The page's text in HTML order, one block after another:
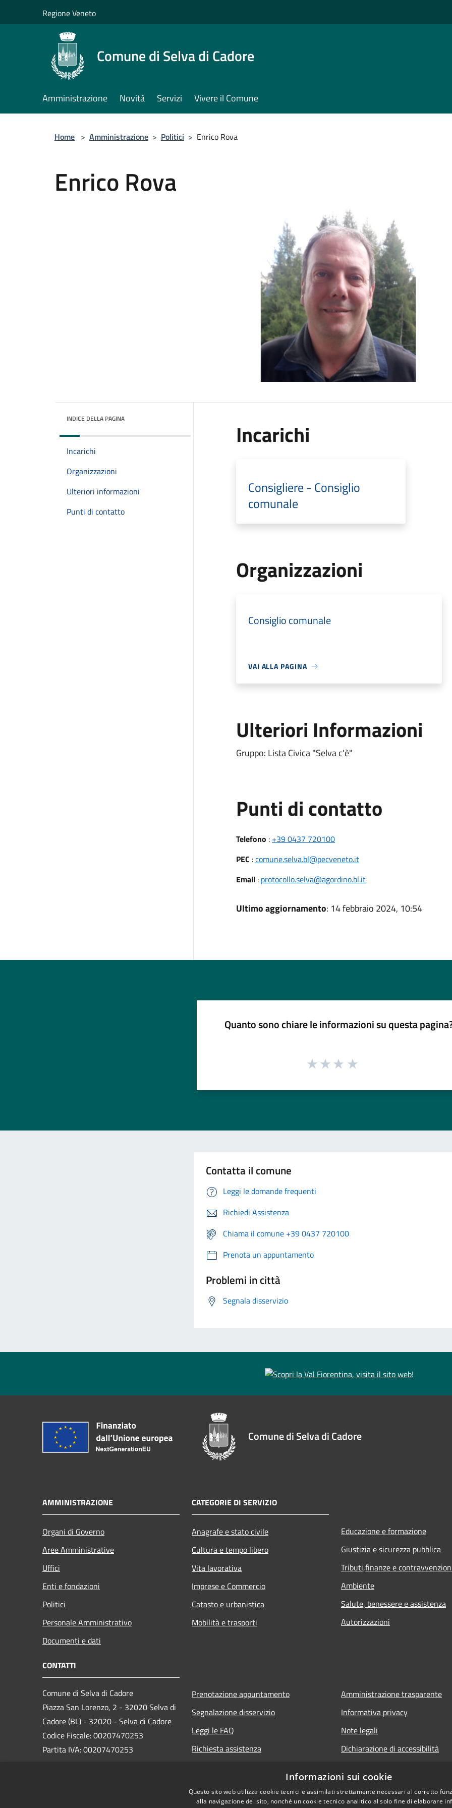
Regione Veneto
Comune di Selva di Cadore
Amministrazione Novità Servizi Vivere il Comune
Home > Amministrazione > Politici > Enrico Rova
Enrico Rova
INDICE DELLA PAGINA
Incarichi
Organizzazioni
Ulteriori informazioni
Punti di contatto
Incarichi
Consigliere - Consiglio
comunale
Organizzazioni
Consiglio comunale
VAI ALLA PAGINA
Ulteriori Informazioni
Gruppo: Lista Civica "Selva c'è"
Punti di contatto
Telefono : +39 0437 720100
PEC :comune.selva.bl@pecveneto.it
Email: protocollo.selva@agordino.bl.it
Ultimo aggiornamento: 14 febbraio 2024, 10:54
Quanto sono chiare le informazioni su questa
Contatta il comune
Leggi le domande frequenti
Richiedi Assistenza
Chiama il comune +39 0437 720100
Prenota un appuntamento
Problemi in città
Segnala disservizio
Comune di Selva di Cadore
AMMINISTRAZIONE
Organi di Governo
Aree Amministrative
Uffici
Enti e fondazioni
Politici
Personale Amministrativo
Documenti e dati
CATEGORIE DI SERVIZIO
Anagrafe e stato civile
Cultura e tempo libero
Vita lavorativa
Imprese e Commercio
Catasto e urbanistica
Mobilità e trasporti
Educazione e formazione
Giustizia e sicurezza pubblica
Tributi,finanze e
Ambiente
Salute, benessere e assistenza
Autorizzazioni
CONTATTI
Comune di Selva di Cadore
Piazza San Lorenzo, 2 - 32020 Selva di
Cadore (BL) - 32020 - Selva di Cadore
Codice Fiscale: 00207470253
Partita IVA: 00207470253
Prenotazione appuntamento
Segnalazione disservizio
Leggi le FAQ
Richiesta assistenza
Amministrazione trasparente
Informativa privacy
Note legali
Dichiarazione di accessibilità
Informazioni sui cookie
Questo sito web utilizza cookie tecnici e assimilati strettamente necessari al corretto
alla navigazione del sito, nonché un cookie tecnico analitico al solo fine di elaborare